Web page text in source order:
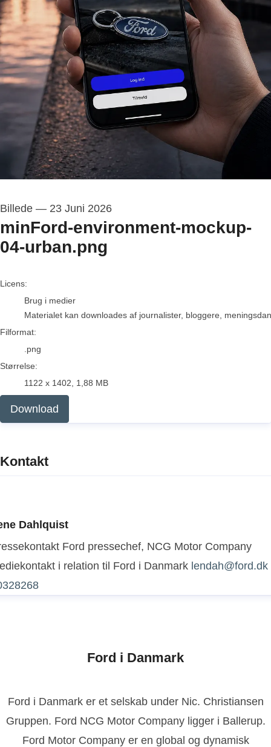
Billede — 23 Juni 2026
minFord-environment-mockup-
04-urban.png
go to media item
Licens:
Brug i medier
Materialet kan downloades af journalister, bloggere,
Filformat:
.png
Størrelse:
1122 x 1402, 1,88 MB
Download
Kontakt
Dahlquist
Ford pressechef, NCG Motor Company
i relation til Ford i Danmark lendah@ford.dk
Ford i Danmark
Ford i Danmark er et selskab under Nic. Christiansen
Gruppen. Ford NCG Motor Company ligger i Ballerup.
Ford Motor Company er en global og dynamisk